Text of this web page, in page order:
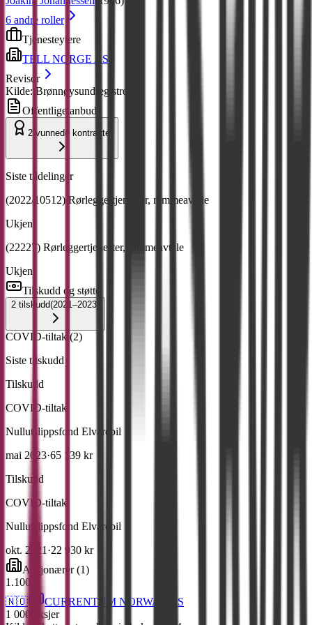
6 andre roller
Tjenesteytere
TELL NORGE AS
Revisor
Kilde: Brønnøysundregistrene
Offentlige anbud
2 vunnede kontrakter
Siste tildelinger
(2022/10512) Rørleggertjenester, rammeavtale
Ukjent
(22227) Rørleggertjenester, rammeavtale
Ukjent
Tilskudd og støtte
2 tilskudd(2021–2023
COVID-tiltak (2)
Siste tilskudd
Tilskudd
COVID-tiltak
Nullutslippsfond Elvarebil
mai 2023·65 139 kr
Tilskudd
COVID-tiltak
Nullutslippsfond Elvarebil
okt. 2021 ·22 930 kr
Aksjonærer(1)
1 .100
🇳🇴
CURRENTUM NORWAY AS
1 000
aksjer